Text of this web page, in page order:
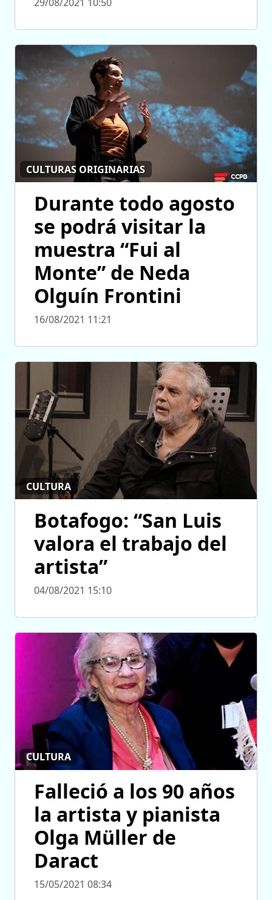
CULTURAS ORIGINARIAS
Durante todo agosto
se podrá visitar la
muestra “Fui al
Monte” de Neda
Olguín Frontini
16/08/2021 11:21
CULTURA
Botafogo: “San Luis
valora el trabajo del
artista”
04/08/2021 15:10
CULTURA
Falleció a los 90 años
la artista y pianista
Olga Müller de
Daract
15/05/2021 08:34